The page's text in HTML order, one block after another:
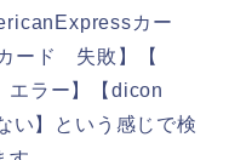
カー
ード 失敗】【
ラー】【dicon
】という感じで検